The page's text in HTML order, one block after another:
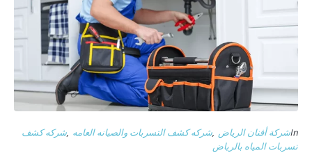
Inشركة أفنان الرياض ,شركه كشف التسربات والصيانه العامه ,شركه كشف
تسربات المياه بالرياض